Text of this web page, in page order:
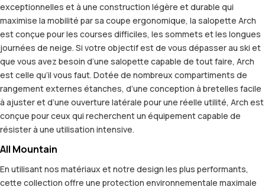
exceptionnelles et à une construction légère et durable qui
maximise la mobilité par sa coupe ergonomique, la salopette Arch
est conçue pour les courses difficiles, les sommets et les longues
journées de neige. Si votre objectif est de vous dépasser au ski et
que vous avez besoin d’une salopette capable de tout faire, Arch
est celle qu’il vous faut. Dotée de nombreux compartiments de
rangement externes étanches, d’une conception à bretelles facile
à ajuster et d’une ouverture latérale pour une réelle utilité, Arch est
conçue pour ceux qui recherchent un équipement capable de
résister à une utilisation intensive.
All Mountain
En utilisant nos matériaux et notre design les plus performants,
cette collection offre une protection environnementale maximale